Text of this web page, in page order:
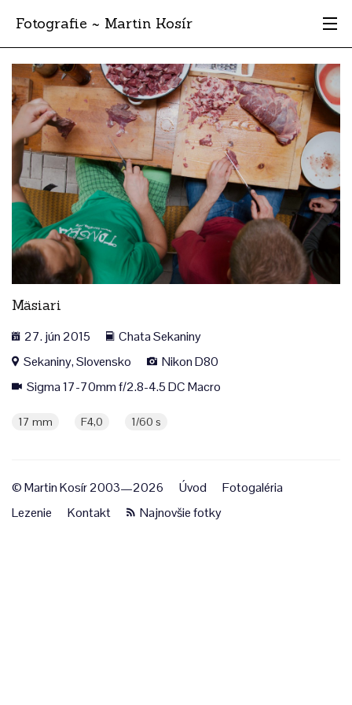
Fotografie ~ Martin Kosír
Moje obľúbené
Albumy
Miesta
Archív
Vyhľadávanie
Mäsiari
27. jún 2015
Chata Sekaniny
Sekaniny, Slovensko
Nikon D80
Sigma 17-70mm f/2.8-4.5 DC Macro
17 mm F4,0 1/60 s
© Martin Kosír 2003—2026 Úvod
Fotogaléria
Lezenie
Kontakt Najnovšie fotky